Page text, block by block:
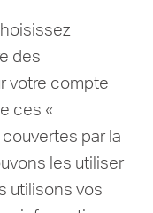
des
votre compte
ces «
par la
les utiliser
utilisons vos